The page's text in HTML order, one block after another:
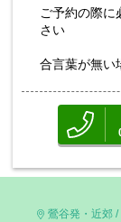
ご予約の際に
さい
合言葉が無い
鶯谷発・近郊